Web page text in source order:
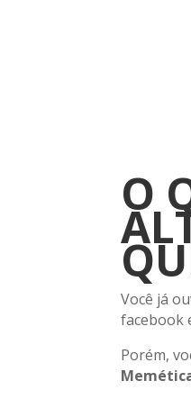
O
Você já
facebook
Porém,